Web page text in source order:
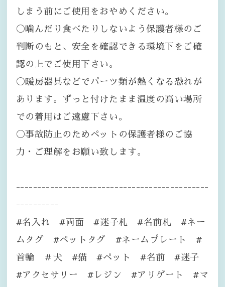
しまう前にご使用をおやめください。
〇噛んだり食べたりしないよう保護者様のご
判断のもと、安全を確認できる環境下をご確
認の上でご使用下さい。
〇暖房器具などでパーツ類が熱くなる恐れが
あります。ずっと付けたまま温度の高い場所
での着用はご遠慮下さい。
〇事故防止のためペットの保護者様のご協
力・ご理解をお願い致します。
---------------------------------------------
----------
#名入れ #両面 #迷子札 #名前札 #ネー
ムタグ #ペットタグ #ネームプレート #
首輪 ＃犬 #猫 #ペット #名前 #迷子
#アクセサリー #レジン #アリゲート #マ